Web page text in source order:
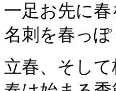
一足お先に
名刺を春っ
立春、そして